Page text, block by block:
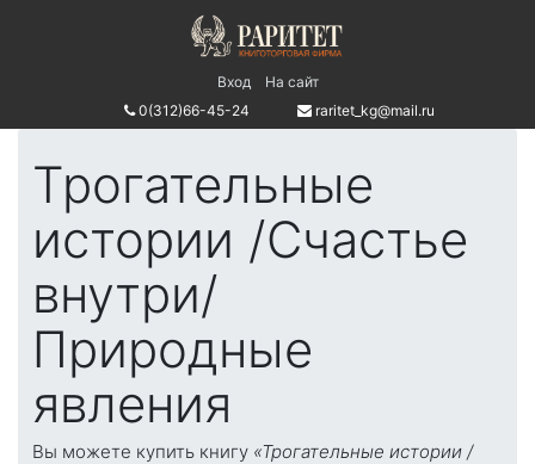
Вход
На сайт
0(312)66-45-24
raritet_kg@mail.ru
Трогательные
истории /Счастье
внутри/
Природные
явления
Вы можете купить книгу «Трогательные истории /